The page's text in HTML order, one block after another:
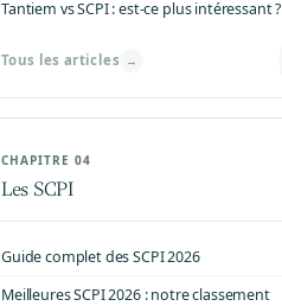
Tantiem vs SCPI : est-ce plus intéressant ?
Tous les articles →
CHAPITRE 04
Les SCPI
Guide complet des SCPI 2026
Meilleures SCPI 2026 : notre classement